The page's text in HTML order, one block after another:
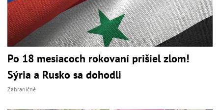
Po 18 mesiacoch rokovaní prišiel zlom!
Sýria a Rusko sa dohodli
Zahraničné